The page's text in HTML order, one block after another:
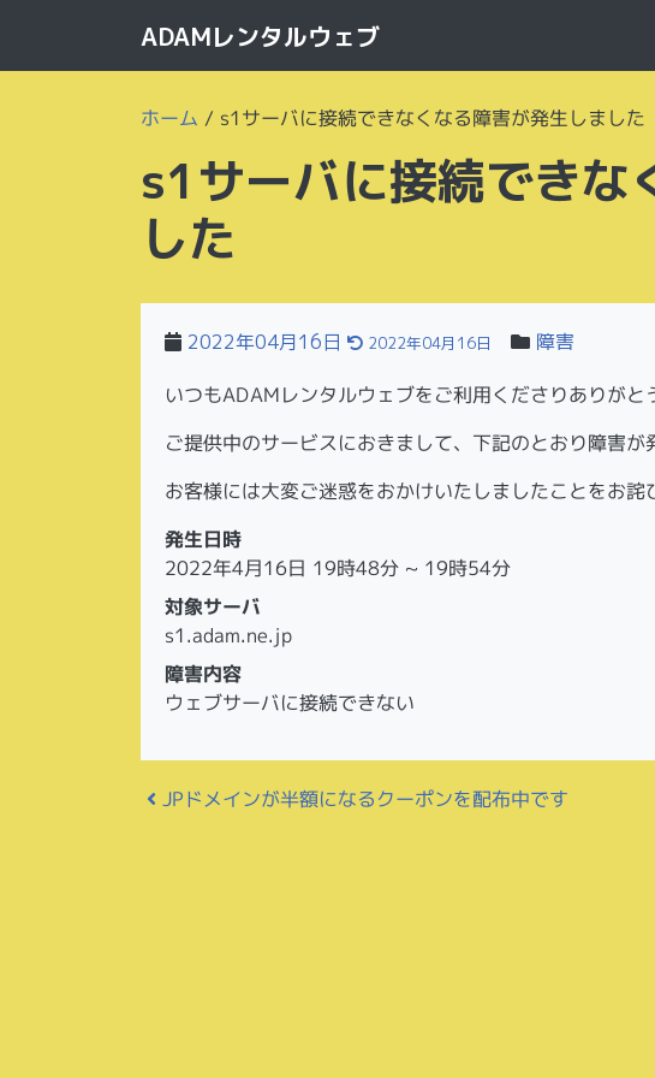
ADAMレンタルウェブ
ホーム / s1サーバに接続できなくなる障害が発生しました
s1サーバに接続できな
した
2022年04月16日 2022年04月16日 障害
いつもADAMレンタルウェブをご利用くださりありがと
ご提供中のサービスにおきまして、下記のとおり障害
お客様には大変ご迷惑をおかけいたしましたことをお詫
発生日時
2022年4月16日 19時48分 ~ 19時54分
対象サーバ
s1.adam.ne.jp
障害内容
ウェブサーバに接続できない
投稿ナビゲーション
JPドメインが半額になるクーポンを配布中です